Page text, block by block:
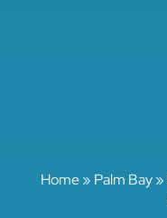
Home» Palm Bay»